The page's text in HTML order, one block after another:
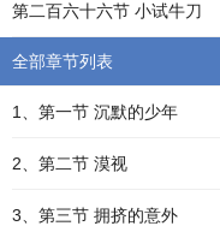
第二百六十六节 小试牛刀
全部章节列表
1、第一节 沉默的少年
2、第二节 漠视
3、第三节 拥挤的意外